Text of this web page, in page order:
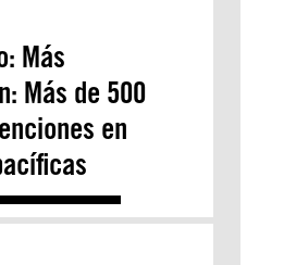
Más
Más de 500
en